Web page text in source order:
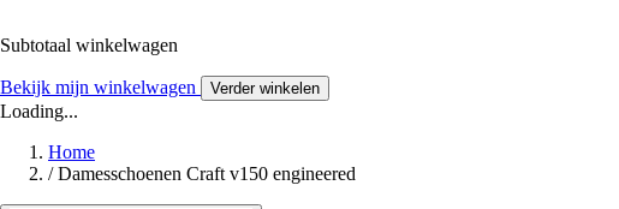
Subtotaal winkelwagen
Bekijk mijn winkelwagen Verder winkelen
Loading...
Home
/ Damesschoenen Craft v150 engineered